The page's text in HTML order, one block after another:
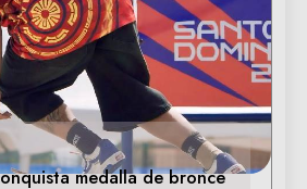
medalla de bronce